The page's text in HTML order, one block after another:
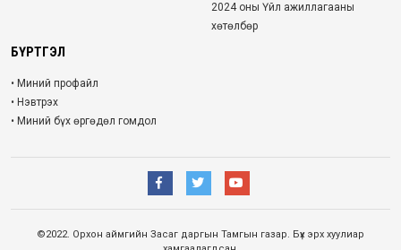
2024 оны Үйл ажиллагааны
хөтөлбөр
БҮРТГЭЛ
• Миний профайл
• Нэвтрэх
• Миний бүх өргөдөл гомдол
©2022. Орхон аймгийн Засаг даргын Тамгын газар. Бүх эрх хуулиар